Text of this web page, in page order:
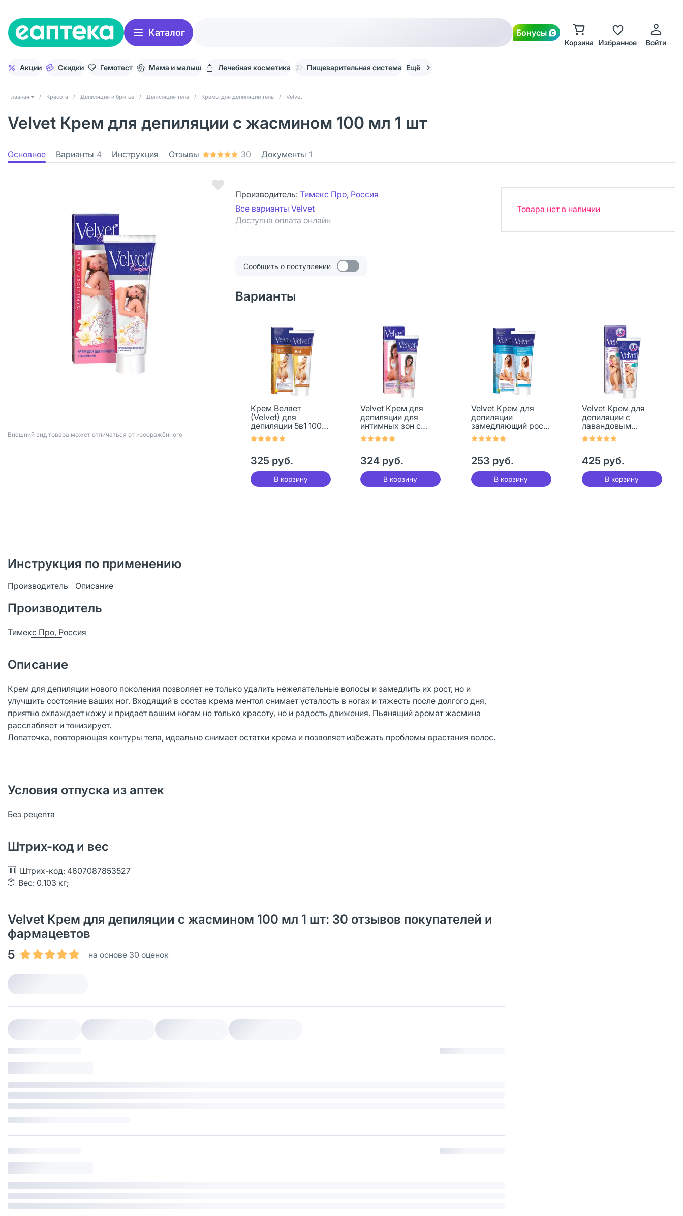
Каталог Бонусы
Корзина Избранное Войти
Акции Скидки Гемотест Мама и малыш Лечебная косметика Пищеварительная система Ещё
Главная / Красота / Депиляция и бритье / Депиляция тела / Кремы для депиляции тела / Velvet
Velvet Крем для депиляции с жасмином 100 мл 1 шт
Основное Варианты 4 Инструкция Отзывы 30 Документы 1
Bнешний вид товара может отличаться от изображённого
Производитель: Тимекс Про, Россия
Все варианты Velvet
Доступна оплата онлайн
Товара нет в наличии
Сообщить о поступлении
Варианты
Крем Велвет
(Velvet) для
депиляции 5в1 100
мл 1 шт
325 руб.
В корзину
Velvet Крем для
депиляции для
интимных зон с
ромашкой 100 мл 1
шт
324 руб.
В корзину
Velvet Крем для
депиляции
замедляющий рост
волос Plantafluid AH
complex 100 мл 1 шт
253 руб.
В корзину
Velvet Крем для
депиляции с
лавандовым
маслом 100 мл 1 шт
425 руб.
В корзину
Инструкция по применению
Производитель Описание
Производитель
Тимекс Про, Россия
Описание
Крем для депиляции нового поколения позволяет не только удалить нежелательные волосы и замедлить их рост, но и
улучшить состояние ваших ног. Входящий в состав крема ментол снимает усталость в ногах и тяжесть после долгого дня,
приятно охлаждает кожу и придает вашим ногам не только красоту, но и радость движения. Пьянящий аромат жасмина
расслабляет и тонизирует.
Лопаточка, повторяющая контуры тела, идеально снимает остатки крема и позволяет избежать проблемы врастания волос.
Условия отпуска из аптек
Без рецепта
Штрих-код и вес
Штрих-код: 4607087853527
Вес: 0.103 кг;
Velvet Крем для депиляции с жасмином 100 мл 1 шт: 30 отзывов покупателей и
фармацевтов
5
на основе 30 оценок